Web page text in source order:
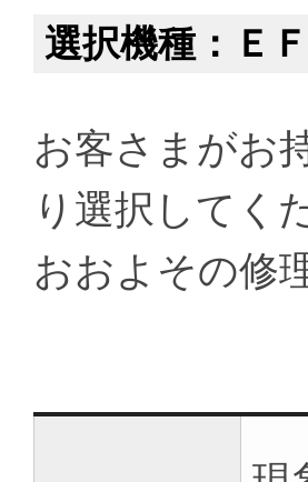
選択機種：Ｅ
お客さまがお
り選択してく
おおよその修